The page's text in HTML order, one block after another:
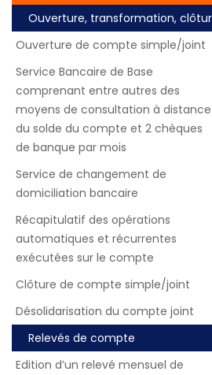
Ouverture, transformation,
Ouverture de compte simple/joint
Service Bancaire de Base
comprenant entre autres des
moyens de consultation à distance
du solde du compte et 2 chèques
de banque par mois
Service de changement de
domiciliation bancaire
Récapitulatif des opérations
automatiques et récurrentes
exécutées sur le compte
Clôture de compte simple/joint
Désolidarisation du compte joint
Relevés de compte
Edition d’un relevé mensuel de